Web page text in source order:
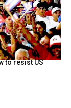
to resist US